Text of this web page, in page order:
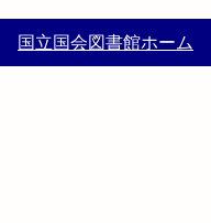
国立国会図書館ホーム